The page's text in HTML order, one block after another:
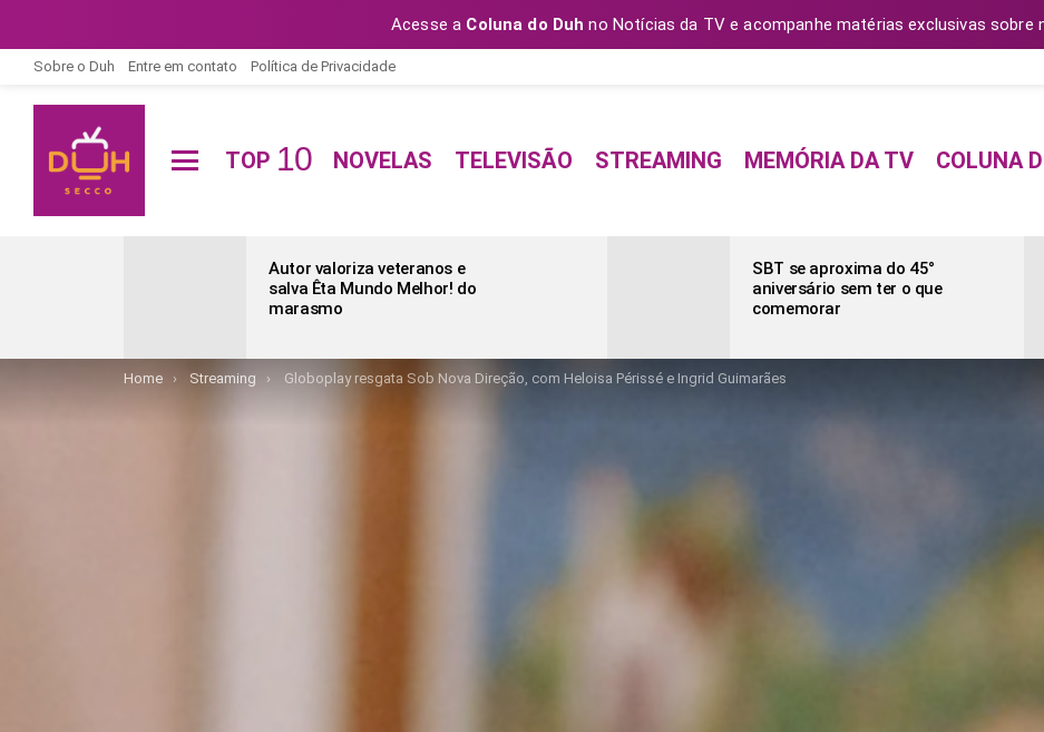
Acesse a Coluna do Duh no Notícias da TV e acompanhe matérias exclusivas sobre
Sobre o Duh Entre em contato Política de Privacidade
TOP 10 NOVELAS TELEVISÃO STREAMING MEMÓRIA DA TV COLUNA
Autor valoriza veteranos e
salva Êta Mundo Melhor! do
marasmo
SBT se aproxima do 45°
aniversário sem ter o que
comemorar
You are here:
Home Streaming Globoplay resgata Sob Nova Direção, com Heloisa Périssé e Ingrid Guimarães